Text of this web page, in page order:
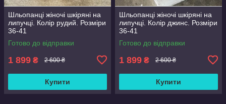
Шльопанці жіночі шкіряні на
липучці. Колір рудий. Розміри
36-41
Готово до відправки
1 899 ₴ 2 600 ₴
Купити
Шльопанці жіночі шкіряні на
липучці. Колір джинс. Розміри
36-41
Готово до відправки
1 899 ₴ 2 600 ₴
Купити